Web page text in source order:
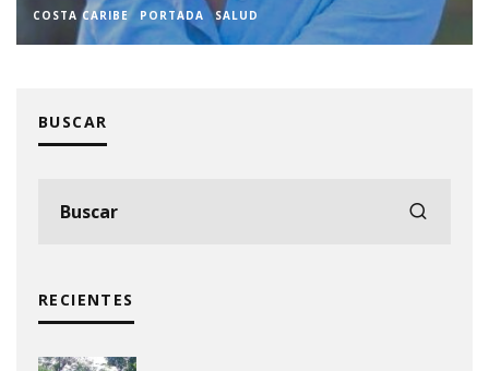
COSTA CARIBE PORTADA SALUD
BUSCAR
RECIENTES